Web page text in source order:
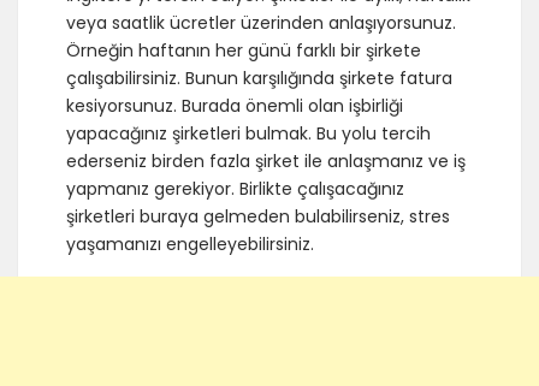
veya saatlik ücretler üzerinden anlaşıyorsunuz.
Örneğin haftanın her günü farklı bir şirkete
çalışabilirsiniz. Bunun karşılığında şirkete fatura
kesiyorsunuz. Burada önemli olan işbirliği
yapacağınız şirketleri bulmak. Bu yolu tercih
ederseniz birden fazla şirket ile anlaşmanız ve iş
yapmanız gerekiyor. Birlikte çalışacağınız
şirketleri buraya gelmeden bulabilirseniz, stres
yaşamanızı engelleyebilirsiniz.